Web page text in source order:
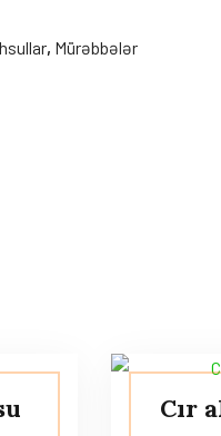
, Mürəbbələr
Cır